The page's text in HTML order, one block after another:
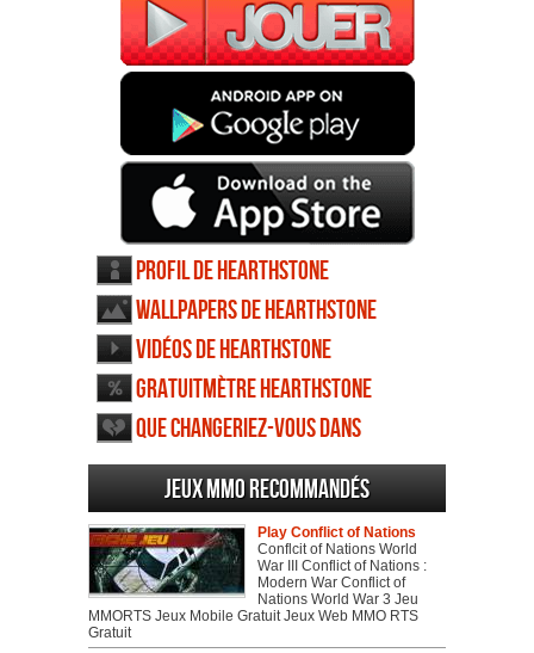
Profil de Hearthstone
Wallpapers de Hearthstone
Vidéos de Hearthstone
Gratuitmètre Hearthstone
Que changeriez-vous dans
Hearthstone
Jeux MMO recommandés
Play Conflict of Nations
Conflcit of Nations World
War III Conflict of Nations :
Modern War Conflict of
Nations World War 3 Jeu
MMORTS Jeux Mobile Gratuit Jeux Web MMO RTS
Gratuit